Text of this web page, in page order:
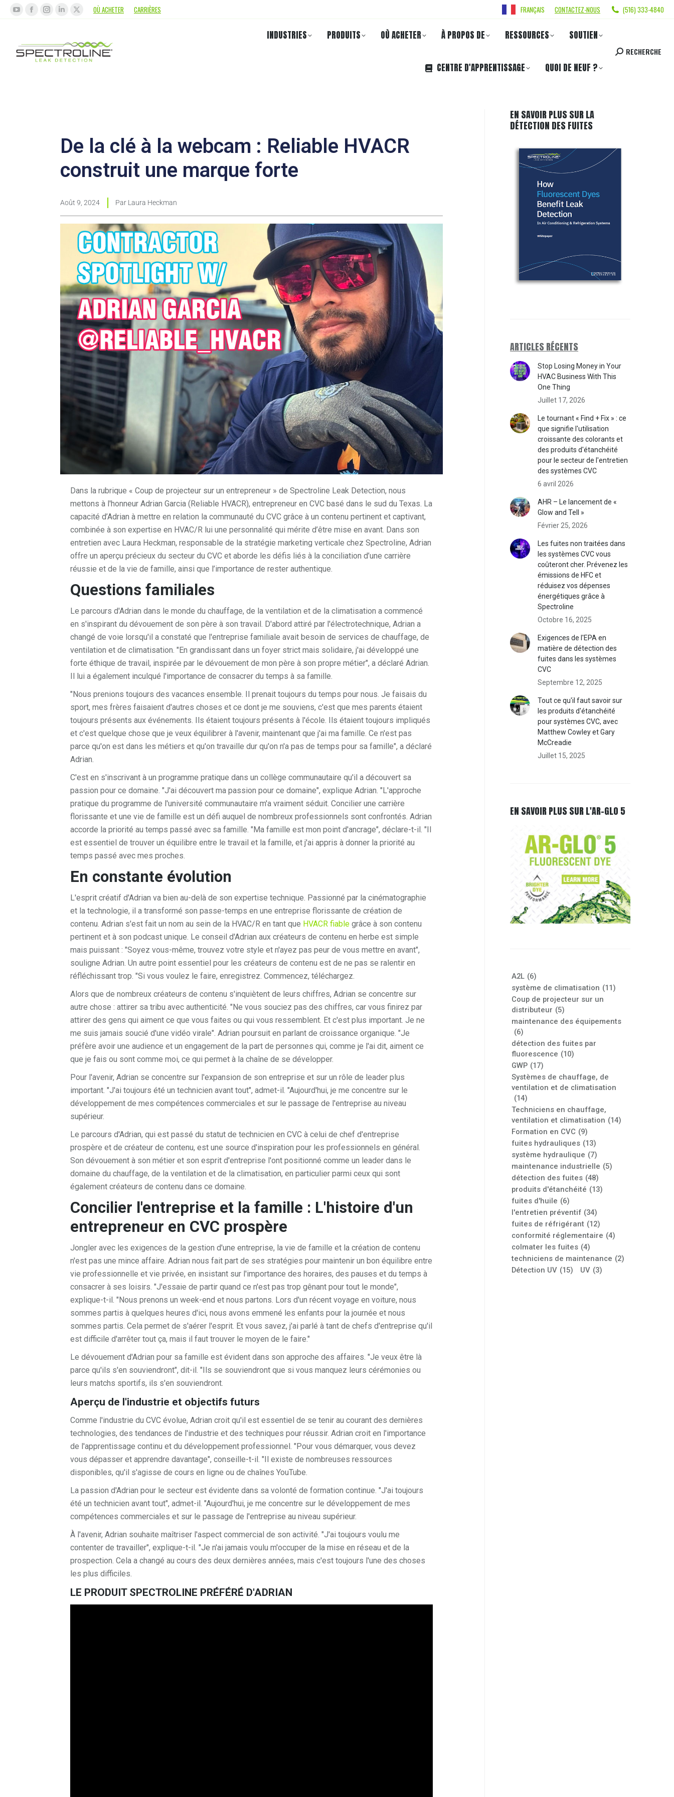
OÙ ACHETER CARRIÈRES FRANÇAIS CONTACTEZ-NOUS (516) 333-4840
INDUSTRIES PRODUITS OÙ ACHETER À PROPOS DE RESSOURCES SOUTIEN
CENTRE D'APPRENTISSAGE QUOI DE NEUF ?
RECHERCHE
De la clé à la webcam : Reliable HVACR
construit une marque forte
Août 9, 2024 Par Laura Heckman
Dans la rubrique « Coup de projecteur sur un entrepreneur » de Spectroline Leak Detection, nous
mettons à l'honneur Adrian Garcia (Reliable HVACR), entrepreneur en CVC basé dans le sud du Texas. La
capacité d’Adrian à mettre en relation la communauté du CVC grâce à un contenu pertinent et captivant,
combinée à son expertise en HVAC/R lui une personnalité qui mérite d’être mise en avant. Dans son
entretien avec Laura Heckman, responsable de la stratégie marketing verticale chez Spectroline, Adrian
offre un aperçu précieux du secteur du CVC et aborde les défis liés à la conciliation d’une carrière
réussie et de la vie de famille, ainsi que l’importance de rester authentique.
Questions familiales
Le parcours d'Adrian dans le monde du chauffage, de la ventilation et de la climatisation a commencé
en s'inspirant du dévouement de son père à son travail. D'abord attiré par l'électrotechnique, Adrian a
changé de voie lorsqu'il a constaté que l'entreprise familiale avait besoin de services de chauffage, de
ventilation et de climatisation. "En grandissant dans un foyer strict mais solidaire, j'ai développé une
forte éthique de travail, inspirée par le dévouement de mon père à son propre métier", a déclaré Adrian.
Il lui a également inculqué l'importance de consacrer du temps à sa famille.
"Nous prenions toujours des vacances ensemble. Il prenait toujours du temps pour nous. Je faisais du
sport, mes frères faisaient d'autres choses et ce dont je me souviens, c'est que mes parents étaient
toujours présents aux événements. Ils étaient toujours présents à l'école. Ils étaient toujours impliqués
et c'est quelque chose que je veux équilibrer à l'avenir, maintenant que j'ai ma famille. Ce n'est pas
parce qu'on est dans les métiers et qu'on travaille dur qu'on n'a pas de temps pour sa famille", a déclaré
Adrian.
C'est en s'inscrivant à un programme pratique dans un collège communautaire qu'il a découvert sa
passion pour ce domaine. "J'ai découvert ma passion pour ce domaine", explique Adrian. "L'approche
pratique du programme de l'université communautaire m'a vraiment séduit. Concilier une carrière
florissante et une vie de famille est un défi auquel de nombreux professionnels sont confrontés. Adrian
accorde la priorité au temps passé avec sa famille. "Ma famille est mon point d'ancrage", déclare-t-il. "Il
est essentiel de trouver un équilibre entre le travail et la famille, et j'ai appris à donner la priorité au
temps passé avec mes proches.
En constante évolution
L'esprit créatif d'Adrian va bien au-delà de son expertise technique. Passionné par la cinématographie
et la technologie, il a transformé son passe-temps en une entreprise florissante de création de
contenu. Adrian s'est fait un nom au sein de la HVAC/R en tant que HVACR fiable grâce à son contenu
pertinent et à son podcast unique. Le conseil d'Adrian aux créateurs de contenu en herbe est simple
mais puissant : "Soyez vous-même, trouvez votre style et n'ayez pas peur de vous mettre en avant",
souligne Adrian. Un autre point essentiel pour les créateurs de contenu est de ne pas se ralentir en
réfléchissant trop. "Si vous voulez le faire, enregistrez. Commencez, téléchargez.
Alors que de nombreux créateurs de contenu s'inquiètent de leurs chiffres, Adrian se concentre sur
autre chose : attirer sa tribu avec authenticité. "Ne vous souciez pas des chiffres, car vous finirez par
attirer des gens qui aiment ce que vous faites ou qui vous ressemblent. Et c'est plus important. Je ne
me suis jamais soucié d'une vidéo virale". Adrian poursuit en parlant de croissance organique. "Je
préfère avoir une audience et un engagement de la part de personnes qui, comme je l'ai dit, aiment ce
que je fais ou sont comme moi, ce qui permet à la chaîne de se développer.
Pour l'avenir, Adrian se concentre sur l'expansion de son entreprise et sur un rôle de leader plus
important. "J'ai toujours été un technicien avant tout", admet-il. "Aujourd'hui, je me concentre sur le
développement de mes compétences commerciales et sur le passage de l'entreprise au niveau
supérieur.
Le parcours d'Adrian, qui est passé du statut de technicien en CVC à celui de chef d'entreprise
prospère et de créateur de contenu, est une source d'inspiration pour les professionnels en général.
Son dévouement à son métier et son esprit d'entreprise l'ont positionné comme un leader dans le
domaine du chauffage, de la ventilation et de la climatisation, en particulier parmi ceux qui sont
également créateurs de contenu dans ce domaine.
Concilier l'entreprise et la famille : L'histoire d'un
entrepreneur en CVC prospère
Jongler avec les exigences de la gestion d'une entreprise, la vie de famille et la création de contenu
n'est pas une mince affaire. Adrian nous fait part de ses stratégies pour maintenir un bon équilibre entre
vie professionnelle et vie privée, en insistant sur l'importance des horaires, des pauses et du temps à
consacrer à ses loisirs. "J'essaie de partir quand ce n'est pas trop gênant pour tout le monde",
explique-t-il. "Nous prenons un week-end et nous partons. Lors d'un récent voyage en voiture, nous
sommes partis à quelques heures d'ici, nous avons emmené les enfants pour la journée et nous
sommes partis. Cela permet de s'aérer l'esprit. Et vous savez, j'ai parlé à tant de chefs d'entreprise qu'il
est difficile d'arrêter tout ça, mais il faut trouver le moyen de le faire."
Le dévouement d'Adrian pour sa famille est évident dans son approche des affaires. "Je veux être là
parce qu'ils s'en souviendront", dit-il. "Ils se souviendront que si vous manquez leurs cérémonies ou
leurs matchs sportifs, ils s'en souviendront.
Aperçu de l'industrie et objectifs futurs
Comme l'industrie du CVC évolue, Adrian croit qu'il est essentiel de se tenir au courant des dernières
technologies, des tendances de l'industrie et des techniques pour réussir. Adrian croit en l'importance
de l'apprentissage continu et du développement professionnel. "Pour vous démarquer, vous devez
vous dépasser et apprendre davantage", conseille-t-il. "Il existe de nombreuses ressources
disponibles, qu'il s'agisse de cours en ligne ou de chaînes YouTube.
La passion d'Adrian pour le secteur est évidente dans sa volonté de formation continue. "J'ai toujours
été un technicien avant tout", admet-il. "Aujourd'hui, je me concentre sur le développement de mes
compétences commerciales et sur le passage de l'entreprise au niveau supérieur.
À l'avenir, Adrian souhaite maîtriser l'aspect commercial de son activité. "J'ai toujours voulu me
contenter de travailler", explique-t-il. "Je n'ai jamais voulu m'occuper de la mise en réseau et de la
prospection. Cela a changé au cours des deux dernières années, mais c'est toujours l'une des choses
les plus difficiles.
LE PRODUIT SPECTROLINE PRÉFÉRÉ D'ADRIAN
EN SAVOIR PLUS SUR LA
DÉTECTION DES FUITES
ARTICLES RÉCENTS
Stop Losing Money in Your
HVAC Business With This
One Thing
Juillet 17, 2026
Le tournant « Find + Fix » : ce
que signifie l'utilisation
croissante des colorants et
des produits d'étanchéité
pour le secteur de l'entretien
des systèmes CVC
6 avril 2026
AHR – Le lancement de «
Glow and Tell »
Février 25, 2026
Les fuites non traitées dans
les systèmes CVC vous
coûteront cher. Prévenez les
émissions de HFC et
réduisez vos dépenses
énergétiques grâce à
Spectroline
Octobre 16, 2025
Exigences de l'EPA en
matière de détection des
fuites dans les systèmes
CVC
Septembre 12, 2025
Tout ce qu'il faut savoir sur
les produits d'étanchéité
pour systèmes CVC, avec
Matthew Cowley et Gary
McCreadie
Juillet 15, 2025
EN SAVOIR PLUS SUR L'AR-GLO 5
A2L (6)
système de climatisation (11)
Coup de projecteur sur un
distributeur (5)
maintenance des équipements
(6)
détection des fuites par
fluorescence (10)
GWP (17)
Systèmes de chauffage, de
ventilation et de climatisation
(14)
Techniciens en chauffage,
ventilation et climatisation (14)
Formation en CVC (9)
fuites hydrauliques (13)
système hydraulique (7)
maintenance industrielle (5)
détection des fuites (48)
produits d'étanchéité (13)
fuites d'huile (6)
l'entretien préventif (34)
fuites de réfrigérant (12)
conformité réglementaire (4)
colmater les fuites (4)
techniciens de maintenance (2)
Détection UV (15) UV (3)